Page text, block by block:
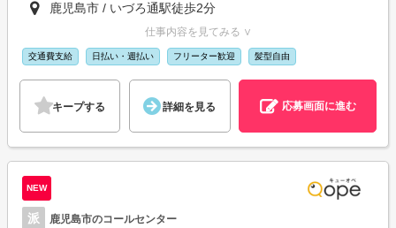
鹿児島市 / いづろ通駅徒歩2分
仕事内容を見てみる ∨
交通費支給 日払い・週払い フリーター歓迎 髪型自由
キープする 詳細を見る 応募画面に進む
NEW
派 鹿児島市のコールセンター